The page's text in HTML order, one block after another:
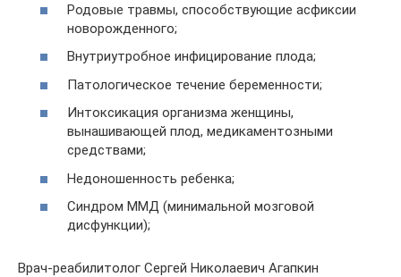
Родовые травмы, способствующие асфиксии
новорожденного;
Внутриутробное инфицирование плода;
Патологическое течение беременности;
Интоксикация организма женщины,
вынашивающей плод, медикаментозными
средствами;
Недоношенность ребенка;
Синдром ММД (минимальной мозговой
дисфункции);
Врач-реабилитолог Сергей Николаевич Агапкин